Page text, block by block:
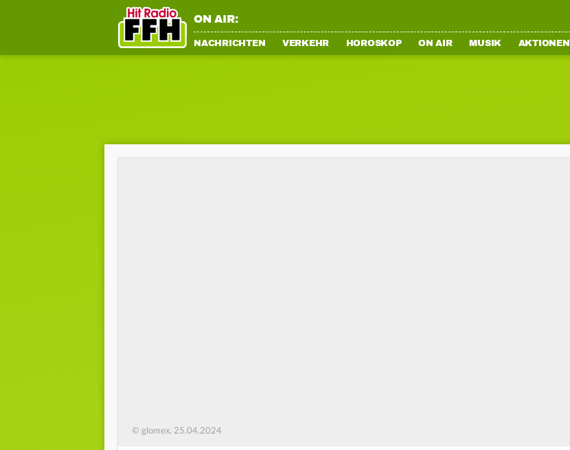
ON AIR:
NACHRICHTEN VERKEHR HOROSKOP ON AIR MUSIK AKTIONEN
© glomex, 25.04.2024